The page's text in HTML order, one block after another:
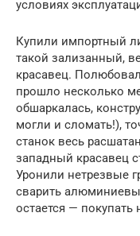
условиях
Купили импортный
такой зализанный,
красавец.
прошло несколько
обшаркалась,
могли и сломать!),
станок весь
западный красавец
Уронили нетрезвые
сварить
остается — покупать